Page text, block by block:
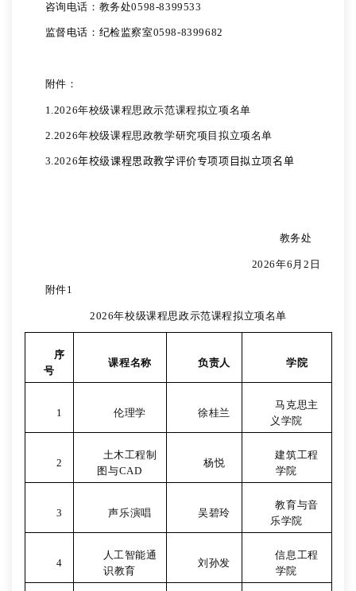
咨询电话：教务处0598-8399533
监督电话：纪检监察室0598-8399682
附件：
1.2026年校级课程思政示范课程拟立项名单
2.2026年校级课程思政教学研究项目拟立项名单
3.2026年校级课程思政教学评价专项项目拟立项名单
教务处
2026年6 月 2 日
附件1
2026年校级课程思政示范课程拟立项名单
序
号
课程名称 负责人 学院
1 伦理学 徐桂兰
马克思主
义学院
2
土木工程制
图与CAD
杨悦
建筑工程
学院
3 声乐演唱 吴碧玲
教育与音
乐学院
4
人工智能通
识教育
刘孙发
信息工程
学院